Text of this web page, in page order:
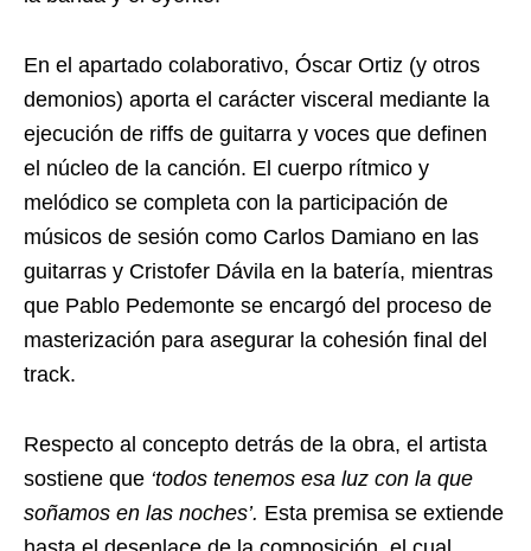
En el apartado colaborativo, Óscar Ortiz (y otros
demonios) aporta el carácter visceral mediante la
ejecución de riffs de guitarra y voces que definen
el núcleo de la canción. El cuerpo rítmico y
melódico se completa con la participación de
músicos de sesión como Carlos Damiano en las
guitarras y Cristofer Dávila en la batería, mientras
que Pablo Pedemonte se encargó del proceso de
masterización para asegurar la cohesión final del
track.
Respecto al concepto detrás de la obra, el artista
sostiene que ‘todos tenemos esa luz con la que
soñamos en las noches’. Esta premisa se extiende